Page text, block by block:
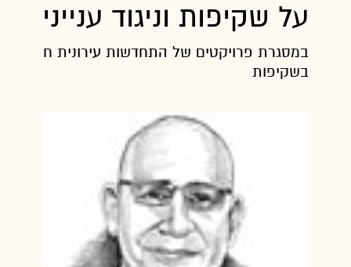
על שקיפות וניגוד עניינים
במסגרת פרויקטים של התחדשות עירונית חשוב
בשקיפות